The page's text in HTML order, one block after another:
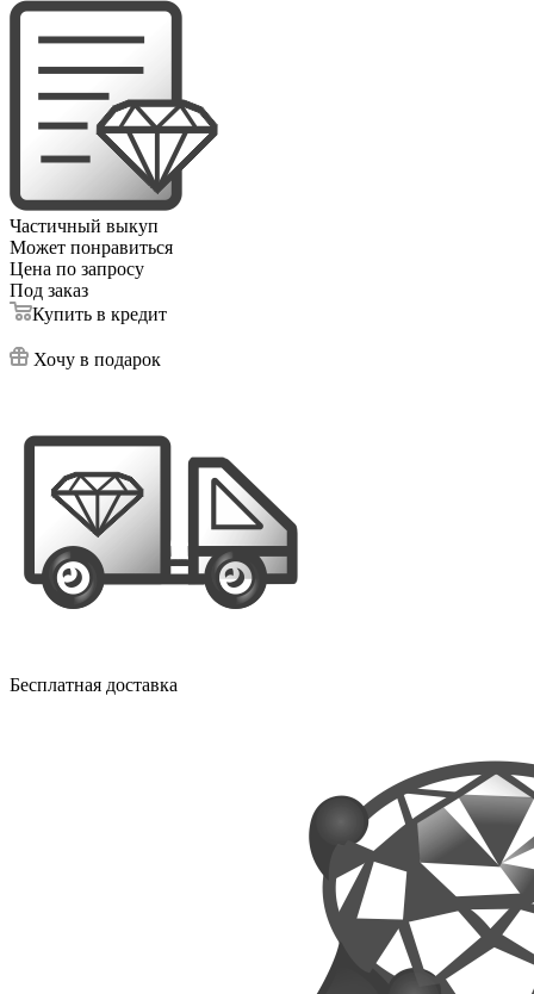
Частичный выкуп
Может понравиться
Цена по запросу
Под заказ
Купить в кредит
Хочу в подарок
Бесплатная доставка